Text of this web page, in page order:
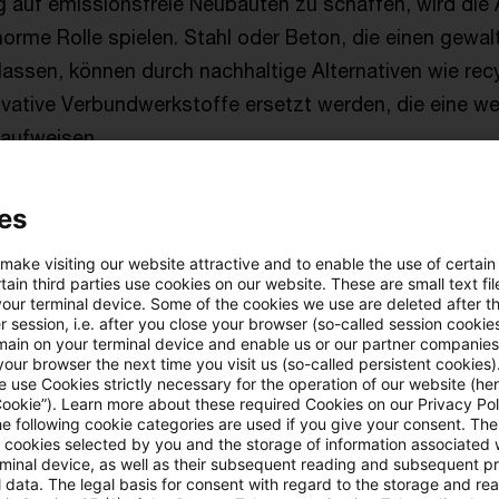
Rolle spielen. Stahl oder Beton, die einen
können durch nachhaltige Alternativen wie
Verbundwerkstoffe ersetzt werden, die eine
im schwedischen Skellefteå gilt mit seinen 75
der Welt und steht exemplarisch für den
jede Bauaufgabe einsetzbar sein wird. Das Holz
Forstwirtschaft, die Produktion der
stammen aus einem rund fünfzig
Technologie in Bauweise und Bauverfahren
visiting our website attractive and to enable the use of
third parties use cookies on our website. These are small text
terminal device. Some of the cookies we use are deleted after
session, i.e. after you close your browser (so-called session
on your terminal device and enable us or our partner
browser the next time you visit us (so-called persistent
use Cookies strictly necessary for the operation of our website
Learn more about these required Cookies on our Privacy
following cookie categories are used if you give your consent.
cookies selected by you and the storage of information associated
device, as well as their subsequent reading and subsequent
data. The legal basis for consent with regard to the storage and